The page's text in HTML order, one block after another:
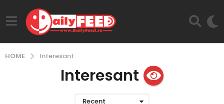
HOME Interesant
Interesant
Recent